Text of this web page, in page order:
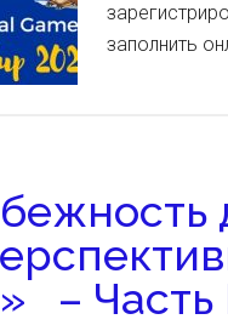
заполнить
– Часть